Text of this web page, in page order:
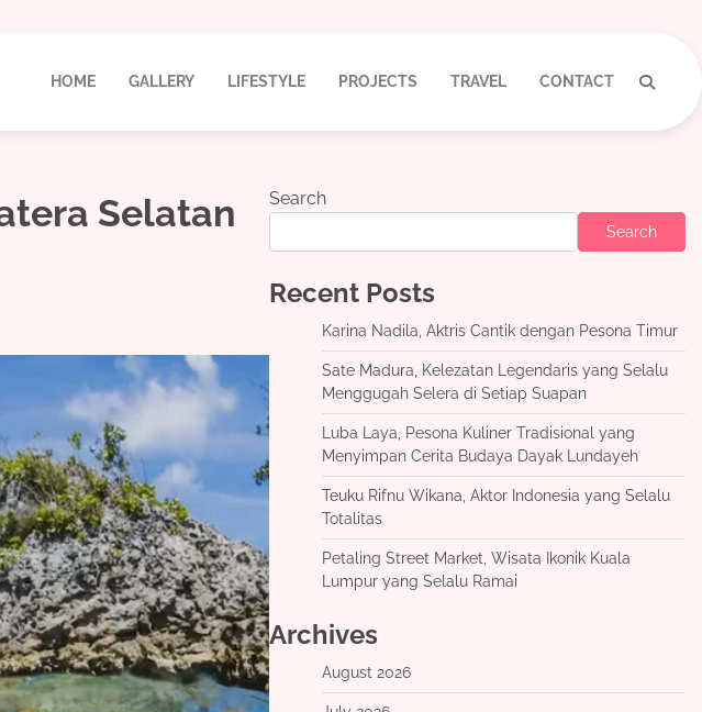
HOME GALLERY LIFESTYLE PROJECTS TRAVEL CONTACT
Selatan
Search
Search
Recent Posts
Karina Nadila, Aktris Cantik dengan Pesona Timur
Sate Madura, Kelezatan Legendaris yang Selalu
Menggugah Selera di Setiap Suapan
Luba Laya, Pesona Kuliner Tradisional yang
Menyimpan Cerita Budaya Dayak Lundayeh
Teuku Rifnu Wikana, Aktor Indonesia yang Selalu
Totalitas
Petaling Street Market, Wisata Ikonik Kuala
Lumpur yang Selalu Ramai
Archives
August 2026